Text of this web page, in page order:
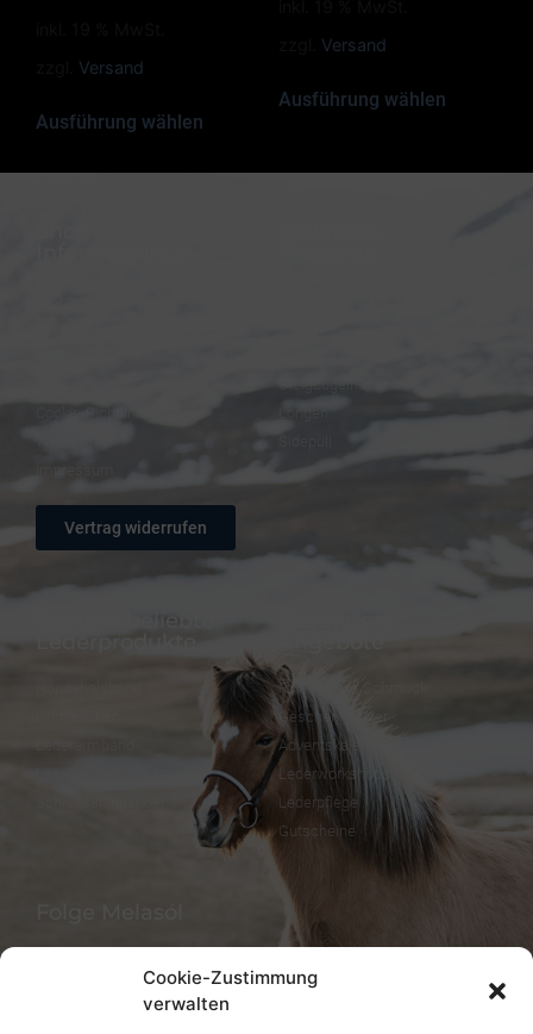
Cookie-Zustimmung
verwalten
Versand
Ausführung wählen
Versand
Ausführung wählen
Vertrag widerrufen
Steigbügelhalter
FineFellows Schmuck
Geschenkpapier
Adventskalender
Lederworkshops
Lederpflege
Gutscheine